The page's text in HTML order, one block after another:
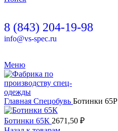
8 (843) 204-19-98
info@vs-spec.ru
Меню
Главная Спецобувь Ботинки 65Р
Ботинки 65К 2671,50 ₽